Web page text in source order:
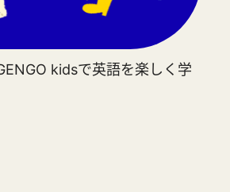
kidsで英語を楽しく学